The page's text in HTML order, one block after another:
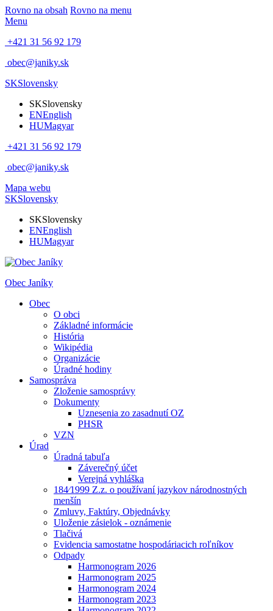
Rovno na obsah Rovno na menu
Menu
+421 31 56 92 179
obec@janiky.sk
SKSlovensky
SKSlovensky
ENEnglish
HUMagyar
+421 31 56 92 179
obec@janiky.sk
Mapa webu
SKSlovensky
SKSlovensky
ENEnglish
HUMagyar
Obec Janíky
Obec
O obci
Základné informácie
História
Wikipédia
Organizácie
Úradné hodiny
Samospráva
Zloženie samosprávy
Dokumenty
Uznesenia zo zasadnutí OZ
PHSR
VZN
Úrad
Úradná tabuľa
Záverečný účet
Verejná vyhláška
184⁄1999 Z.z. o používaní jazykov národnostných
menšín
Zmluvy, Faktúry, Objednávky
Uloženie zásielok - oznámenie
Tlačivá
Evidencia samostatne hospodáriacich roľníkov
Odpady
Harmonogram 2026
Harmonogram 2025
Harmonogram 2024
Harmonogram 2023